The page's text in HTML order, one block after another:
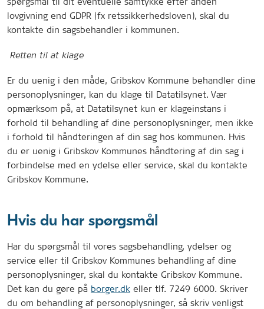
lovgivning end GDPR (fx retssikkerhedsloven), skal du
kontakte din sagsbehandler i kommunen.
Retten til at klage
Er du uenig i den måde, Gribskov Kommune behandler dine
personoplysninger, kan du klage til Datatilsynet. Vær
opmærksom på, at Datatilsynet kun er klageinstans i
forhold til behandling af dine personoplysninger, men ikke
i forhold til håndteringen af din sag hos kommunen. Hvis
du er uenig i Gribskov Kommunes håndtering af din sag i
forbindelse med en ydelse eller service, skal du kontakte
Gribskov Kommune.
Hvis du har spørgsmål
Har du spørgsmål til vores sagsbehandling, ydelser og
service eller til Gribskov Kommunes behandling af dine
personoplysninger, skal du kontakte Gribskov Kommune.
Det kan du gøre på borger.dk eller tlf. 7249 6000. Skriver
du om behandling af personoplysninger, så skriv venligst